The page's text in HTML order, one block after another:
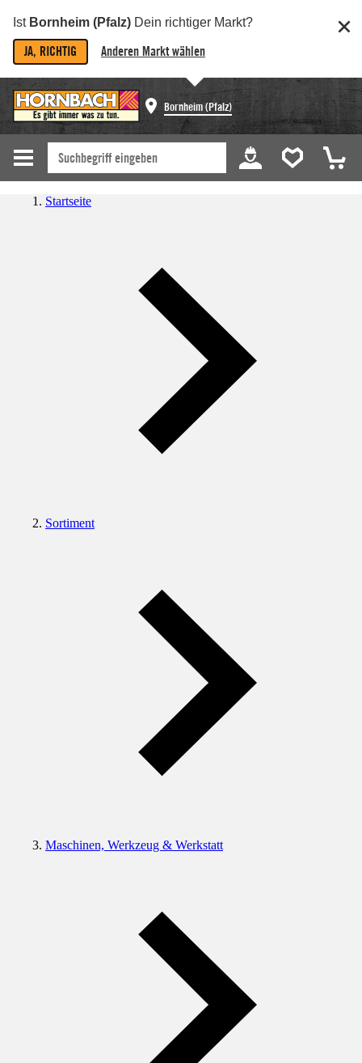
Ist Bornheim (Pfalz) Dein richtiger Markt?
JA, RICHTIG Anderen Markt wählen
Bornheim (Pfalz)
Startseite
Sortiment
Maschinen, Werkzeug & Werkstatt